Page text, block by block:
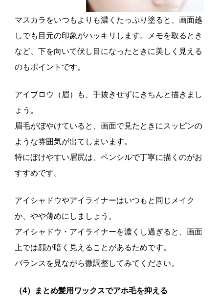
マスカラをいつもよりも濃くたっぷり塗ると、画面越
しでも目元の印象がハッキリします。メモを取るとき
など、下を向いて伏し目になったときに美しく見える
のもポイントです。
アイブロウ（眉）も、手抜きせずにきちんと描きまし
ょう。
眉毛がぼやけていると、画面で見たときにスッピンの
ような雰囲気が出てしまいます。
特にぼけやすい眉尻は、ペンシルで丁寧に描くのがお
すすめです。
アイシャドウやアイライナーはいつもと同じメイク
か、やや薄めにしましょう。
アイシャドウ・アイライナーを濃くし過ぎると、画面
上では顔が暗く見えることがあるためです。
バランスを見ながら微調整してみてください。
（4）まとめ髪用ワックスでアホ毛を抑える